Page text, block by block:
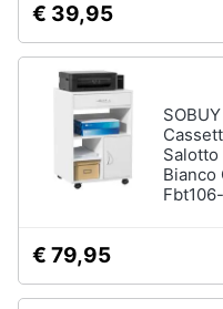
€ 39,95
Bianco
€ 79,95